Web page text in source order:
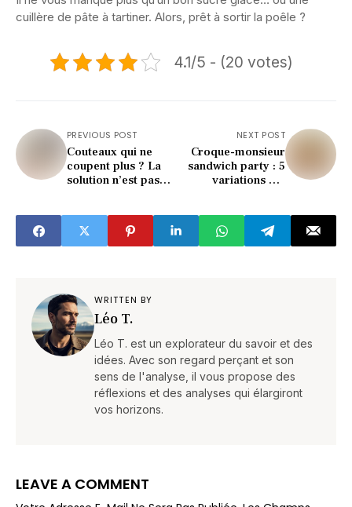
cuillère de pâte à tartiner. Alors, prêt à sortir la poêle ?
4.1/5 - (20 votes)
PREVIOUS POST
Couteaux qui ne
coupent plus ? La
solution n’est pas
NEXT POST
Croque-monsieur
sandwich party : 5
variations qui
WRITTEN BY
Léo T.
Léo T. est un explorateur du savoir et des
idées. Avec son regard perçant et son
sens de l'analyse, il vous propose des
réflexions et des analyses qui élargiront
vos horizons.
LEAVE A COMMENT